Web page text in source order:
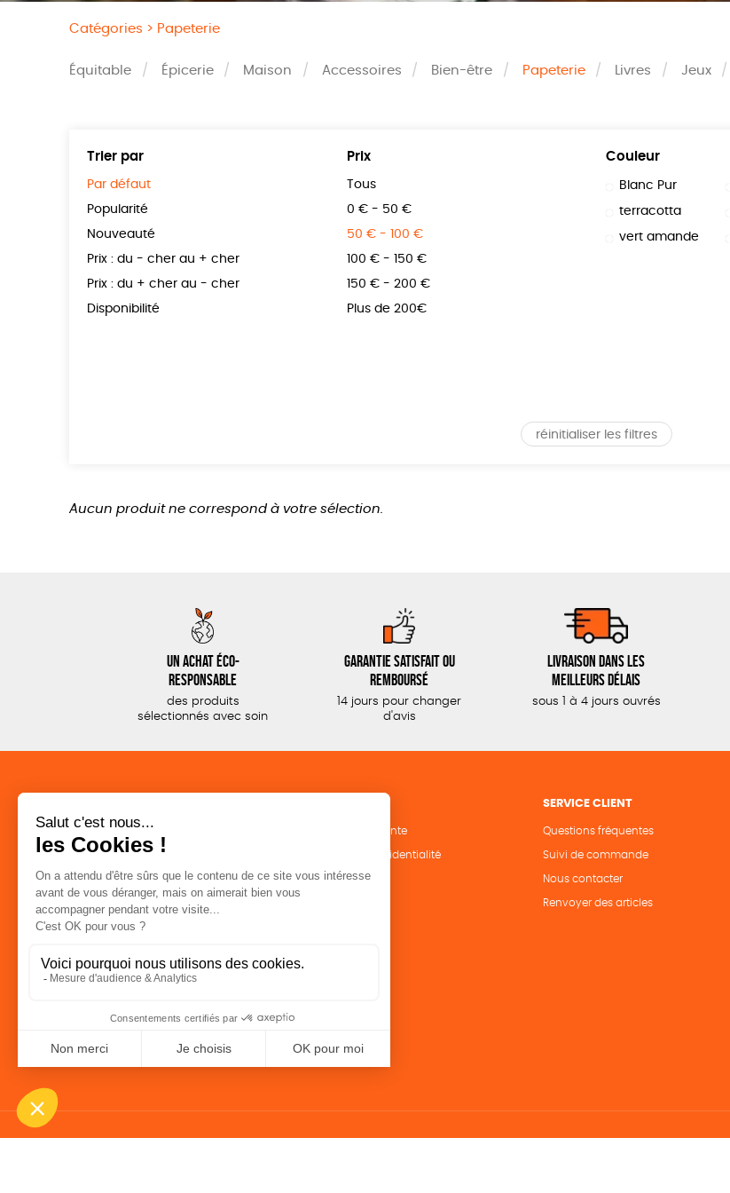
Catégories > Papeterie
Équitable Épicerie Maison Accessoires Bien-être Papeterie Livres Jeux
Trier par
Par défaut
Popularité
Nouveauté
Prix : du - cher au + cher
Prix : du + cher au - cher
Disponibilité
Prix
Tous
0 € - 50 €
50 € - 100 €
100 € - 150 €
150 € - 200 €
Plus de 200€
Couleur
Blanc Pur
terracotta
vert amande
réinitialiser les filtres
Aucun produit ne correspond à votre sélection.
Un achat éco-
responsable
des produits
sélectionnés avec soin
Garantie satisfait ou
remboursé
14 jours pour changer
d'avis
Livraison dans les
meilleurs délais
sous 1 à 4 jours ouvrés
Epicerie
Maison
Bien-être
Livres
Solicadeaux
Conditions de vente
Politique de confidentialité
Mentions légales
SERVICE CLIENT
Questions fréquentes
Suivi de commande
Nous contacter
Renvoyer des articles